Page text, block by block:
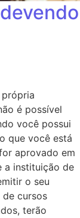
é possível
você possui
que você está
aprovado em
a instituição de
o seu
cursos
terão